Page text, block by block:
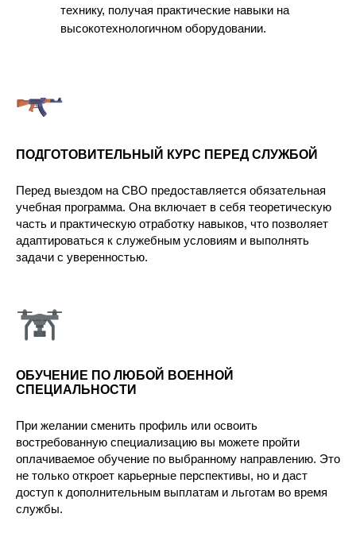
технику, получая практические навыки на
высокотехнологичном оборудовании.
ПОДГОТОВИТЕЛЬНЫЙ КУРС ПЕРЕД СЛУЖБОЙ
Перед выездом на СВО предоставляется обязательная
учебная программа. Она включает в себя теоретическую
часть и практическую отработку навыков, что позволяет
адаптироваться к служебным условиям и выполнять
задачи с уверенностью.
ОБУЧЕНИЕ ПО ЛЮБОЙ ВОЕННОЙ
СПЕЦИАЛЬНОСТИ
При желании сменить профиль или освоить
востребованную специализацию вы можете пройти
оплачиваемое обучение по выбранному направлению. Это
не только откроет карьерные перспективы, но и даст
доступ к дополнительным выплатам и льготам во время
службы.